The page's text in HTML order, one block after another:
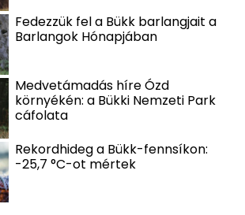
Fedezzük fel a Bükk barlangjait a
Barlangok Hónapjában
Medvetámadás híre Ózd
környékén: a Bükki Nemzeti Park
cáfolata
Rekordhideg a Bükk-fennsíkon:
-25,7 °C-ot mértek